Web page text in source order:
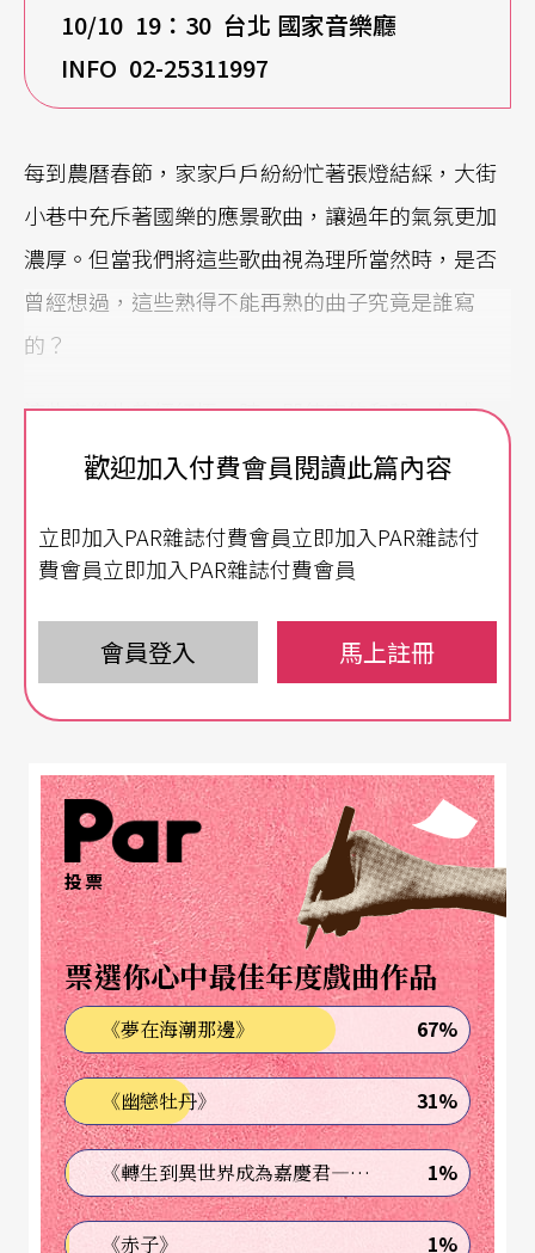
10/10 19 ：30 台北 國家音樂廳
INFO 02-25311997
每到農曆春節，家家戶戶紛紛忙著張燈結綵，大街
小巷中充斥著國樂的應景歌曲，讓過年的氣氛更加
濃厚。但當我們將這些歌曲視為理所當然時，是否
曾經想過，這些熟得不能再熟的曲子究竟是誰寫
的？
這些音樂也曾經紅極一時，即使它的和聲、曲式、
配器簡單，但樂曲流暢、活潑生動。年復一年，反
戲獅》、《迎春接福》、《五福臨門》……只要輕
輕哼起它的旋律，就可以發現，它們早已成為生活
在這片土地上的人們所擁有的共同的記憶。
董榕森，也是現在我們所尊稱的「奕宣老師」，只
中、吐露著堅毅的氣質。他所創作過的，不僅僅是
這些聽來沒有壓力的小曲，那首為多少吹笛人型塑
出「玉樹臨風」印象的《陽明春曉》正是出自他的
筆下。無論是教學、演奏或推廣，要說台灣國樂歷
史的發展軌跡，董榕森絕對是不可或缺的一號人
物；要說他做過的貢獻，又豈是三言兩語就可以數
得盡的？
母親啟蒙種下音樂之緣
對藝術的愛好遺傳自母親。提到她，董榕森笑著說
外祖父有兩個女兒，一個送人養，留下的母親就成
歡迎加入付費會員閱讀此篇內容
立即加入PAR雜誌付費會員立即加入PAR雜誌付
費會員立即加入PAR雜誌付費會員
會員登入 馬上註冊
投票
票選你心中最佳年度戲曲作品
《夢在海潮那邊》 67%
《幽戀牡丹》 31%
《轉生到異世界成為嘉慶君—發現我的祖先是詐騙集團!?》 1%
《赤子》 1%